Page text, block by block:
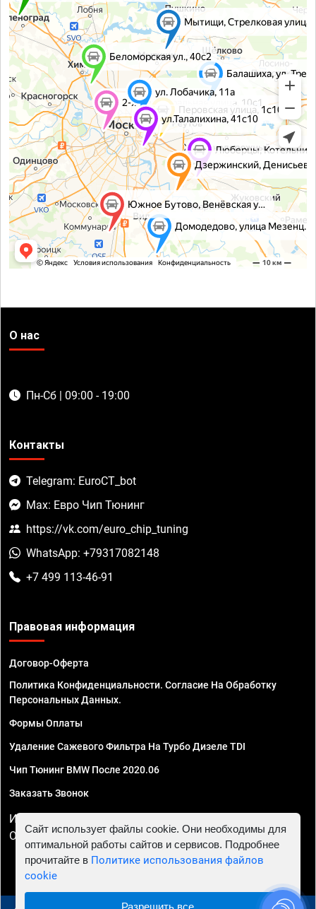
О нас
Пн-Сб | 09:00 - 19:00
Контакты
Telegram: EuroCT_bot
Max: Евро Чип Тюнинг
https://vk.com/euro_chip_tuning
WhatsApp: +79317082148
+7 499 113-46-91
Правовая информация
Договор-Оферта
Политика Конфиденциальности. Согласие На Обработку
Персональных Данных.
Формы Оплаты
Удаление Сажевого Фильтра На Турбо Дизеле TDI
Чип Тюнинг BMW После 2020.06
Заказать Звонок
ИП Смирнов Георгий Павлович. ИНН 781302555843,
ОГРНИП 324470400032610
Сайт использует файлы cookie. Они необходимы для
оптимальной работы сайтов и сервисов. Подробнее
прочитайте в Политике использования файлов
cookie
Разрешить все